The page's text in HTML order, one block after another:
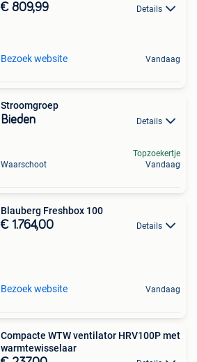
€ 809,99 Details
Bezoek website Vandaag
Stroomgroep
Bieden Details
Waarschoot
Topzoekertje
Vandaag
Blauberg Freshbox 100
€ 1.764,00 Details
Bezoek website Vandaag
Compacte WTW ventilator HRV100P met
warmtewisselaar